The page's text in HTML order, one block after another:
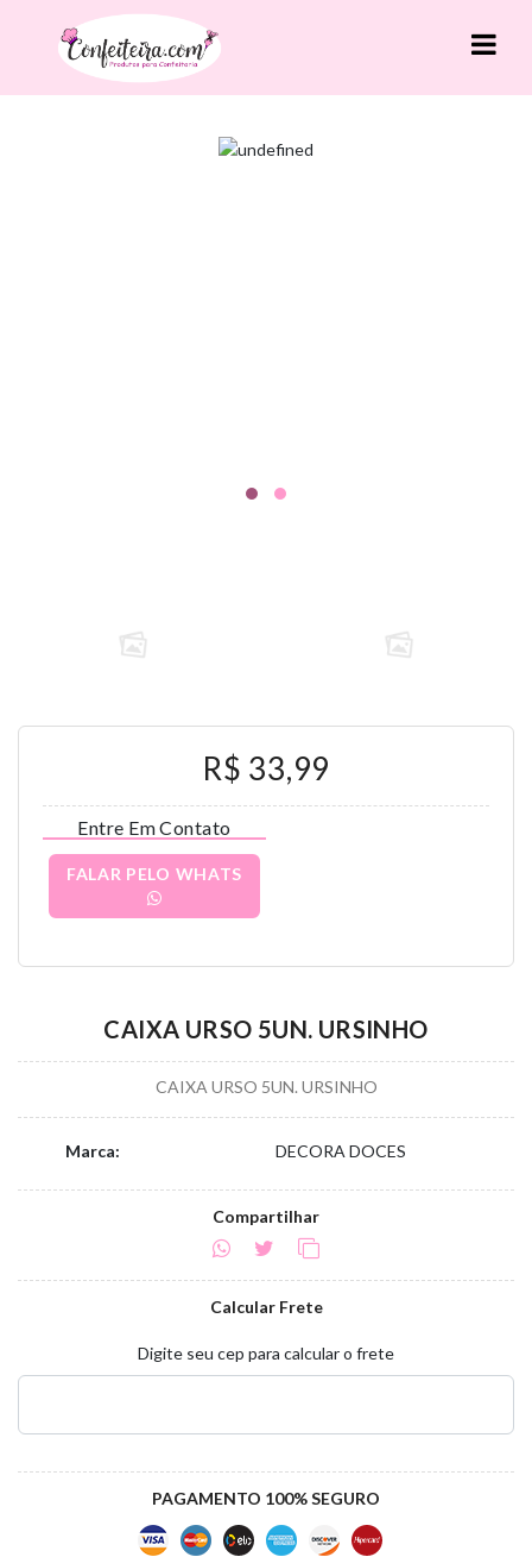
R$ 33,99
Entre Em Contato
FALAR PELO WHATS
CAIXA URSO 5UN. URSINHO
CAIXA URSO 5UN. URSINHO
Marca: DECORA DOCES
Compartilhar
Calcular Frete
Digite seu cep para calcular o frete
PAGAMENTO 100% SEGURO